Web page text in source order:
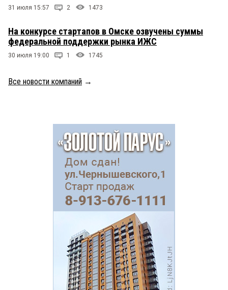
31 июля 15:57 2 1473
На конкурсе стартапов в Омске озвучены суммы
федеральной поддержки рынка ИЖС
30 июля 19:00 1 1745
Все новости компаний →